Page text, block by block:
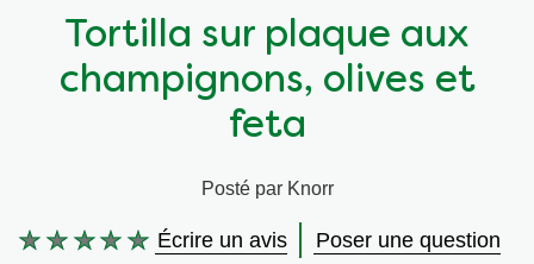
Végétarien
Wraps aux légumes
Occasions
Aides culinaires
Snackpots
Tortilla sur plaque aux
champignons, olives et
feta
Posté par Knorr
Aucune
Écrire un avis Poser une question